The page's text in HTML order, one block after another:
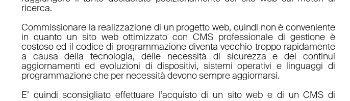
ricerca.
Commissionare la realizzazione di un progetto web, quindi non è conveniente
in quanto un sito web ottimizzato con CMS professionale di gestione è
costoso ed il codice di programmazione diventa vecchio troppo rapidamente
a causa della tecnologia, delle necessità di sicurezza e dei continui
aggiornamenti ed evoluzioni di dispositivi, sistemi operativi e linguaggi di
programmazione che per necessità devono sempre aggiornarsi.
E’ quindi sconsigliato effettuare l’acquisto di un sito web e di un CMS di